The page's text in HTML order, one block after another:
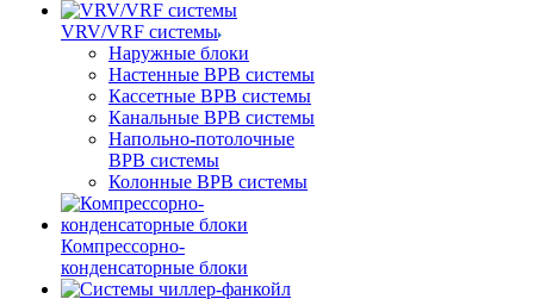
VRV/VRF системы
Наружные блоки
Настенные ВРВ системы
Кассетные ВРВ системы
Канальные ВРВ системы
Напольно-потолочные
ВРВ системы
Колонные ВРВ системы
Компрессорно-
конденсаторные блоки